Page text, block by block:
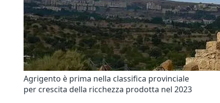
Agrigento è prima nella classifica provinciale
per crescita della ricchezza prodotta nel 2023